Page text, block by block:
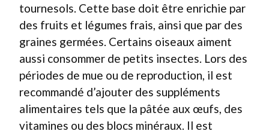
tournesols. Cette base doit être enrichie par
des fruits et légumes frais, ainsi que par des
graines germées. Certains oiseaux aiment
aussi consommer de petits insectes. Lors des
périodes de mue ou de reproduction, il est
recommandé d’ajouter des suppléments
alimentaires tels que la pâtée aux œufs, des
vitamines ou des blocs minéraux. Il est